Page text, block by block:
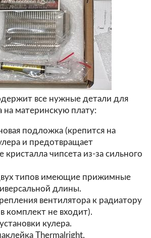
все нужные детали для
на материнскую плату:
подложка (крепится на
и предотвращает
кристалла чипсета из-за сильного
типов имеющие прижимные
длины.
вентилятора к радиатору
комплект не входит).
кулера.
Thermalright.